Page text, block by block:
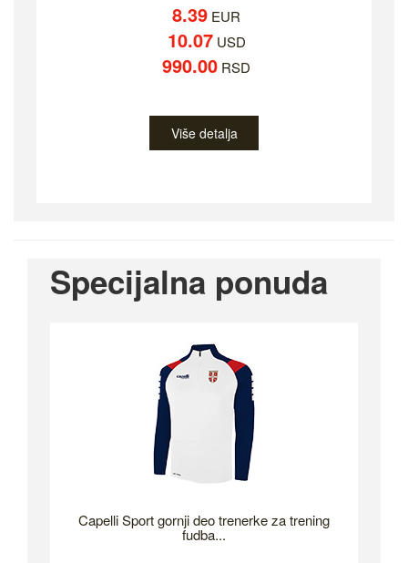
8.39 EUR
10.07USD
990.00 RSD
Više detalja
Specijalna ponuda
Capelli Sport gornji deo trenerke za trening
fudba...